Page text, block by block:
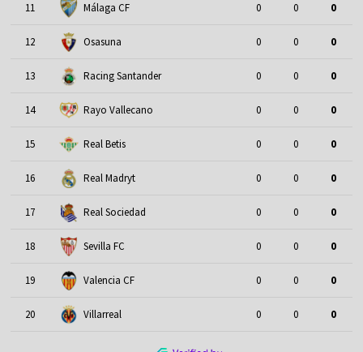
11 Málaga CF 0 0 0
12 Osasuna 0 0 0
13 Racing Santander 0 0 0
14 Rayo Vallecano 0 0 0
15 Real Betis 0 0 0
16 Real Madryt 0 0 0
17 Real Sociedad 0 0 0
18 Sevilla FC 0 0 0
19 Valencia CF 0 0 0
20 Villarreal 0 0 0